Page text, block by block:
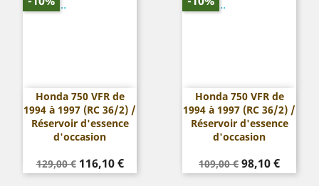
Honda 750 VFR de
1994 à 1997 (RC 36/2) /
Réservoir d'essence
d'occasion
Prix
de
129,00 € Prix
116,10 €
Honda 750 VFR de
1994 à 1997 (RC 36/2) /
Réservoir d'essence
d'occasion
Prix
de
109,00 € Prix
98,10 €